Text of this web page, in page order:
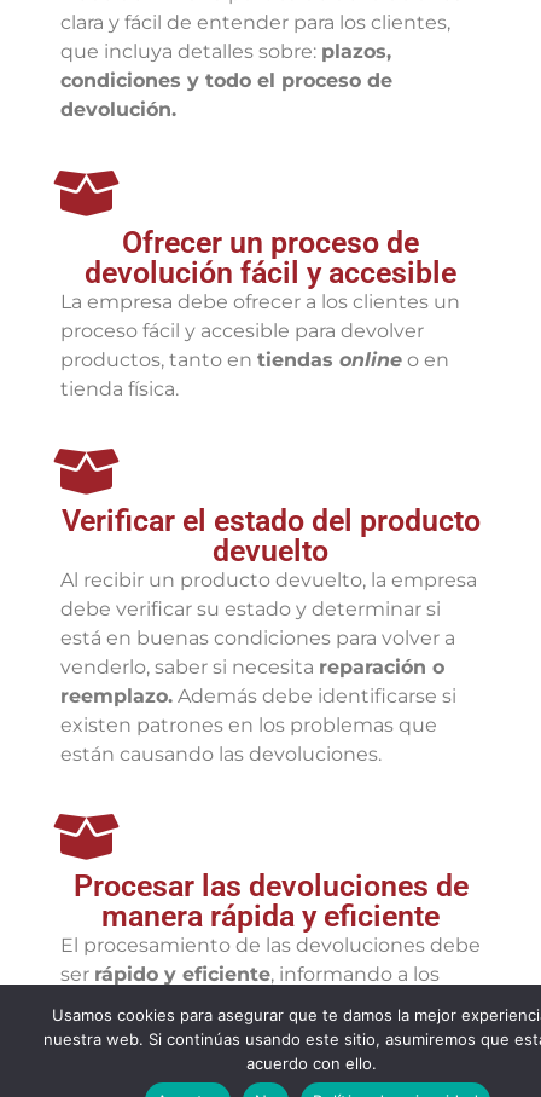
clara y fácil de entender para los clientes,
que incluya detalles sobre: plazos,
condiciones y todo el proceso de
devolución.
Ofrecer un proceso de
devolución fácil y accesible
La empresa debe ofrecer a los clientes un
proceso fácil y accesible para devolver
productos, tanto en tiendas online o en
tienda física.
Verificar el estado del producto
devuelto
Al recibir un producto devuelto, la empresa
debe verificar su estado y determinar si
está en buenas condiciones para volver a
venderlo, saber si necesita reparación o
reemplazo. Además debe identificarse si
existen patrones en los problemas que
están causando las devoluciones.
Procesar las devoluciones de
manera rápida y eficiente
El procesamiento de las devoluciones debe
ser rápido y eficiente, informando a los
clientes sobre el estado de su solicitud y
reembolsando el dinero o enviando el
producto de reemplazo en el menor
tiempo posible.
Usamos cookies para asegurar que te damos la mejor
nuestra web. Si continúas usando este sitio, asumiremos que
acuerdo con ello.